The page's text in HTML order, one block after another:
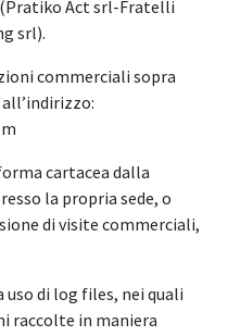
Act srl-Fratelli
srl).
commerciali sopra
cartacea dalla
la propria sede, o
di visite commerciali,
di log files, nei quali
raccolte in maniera